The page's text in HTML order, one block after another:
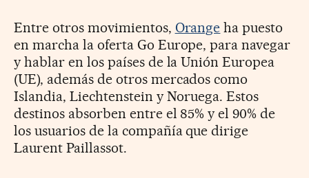
Entre otros movimientos, Orange ha puesto
en marcha la oferta Go Europe, para navegar
y hablar en los países de la Unión Europea
(UE), además de otros mercados como
Islandia, Liechtenstein y Noruega. Estos
destinos absorben entre el 85% y el 90% de
los usuarios de la compañía que dirige
Laurent Paillassot.